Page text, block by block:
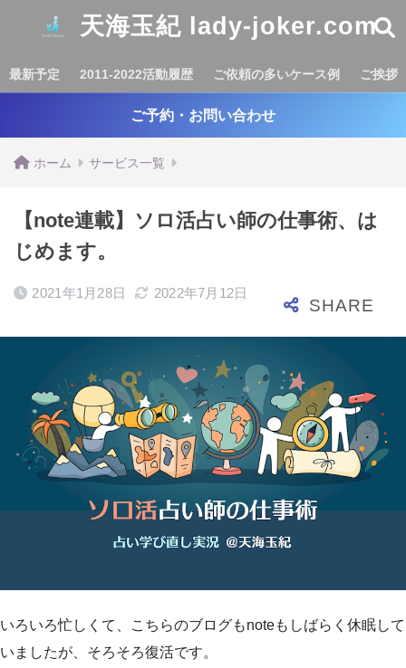
天海玉紀 lady-joker.com
最新予定 2011-2022活動履歴 ご依頼の多いケース例 ご挨拶
ご予約・お問い合わせ
ホーム サービス一覧
【note連載】ソロ活占い師の仕事術、は
じめます。
2021年1月28日 2022年7月12日
いろいろ忙しくて、こちらのブログもnoteもしばらく休眠して
いましたが、そろそろ復活です。